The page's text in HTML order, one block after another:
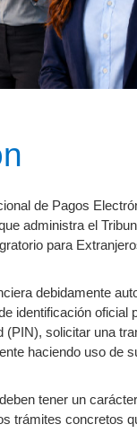
de Pagos
administra el
​​para
debidamente
identificación
solicitar una
haciendo uso de
tener un
trámites concretos